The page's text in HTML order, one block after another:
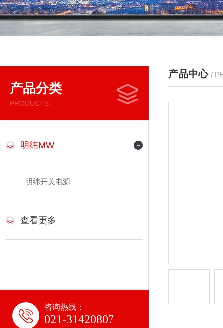
产品分类
PRODUCTS
明纬MW
明纬开关电源
查看更多
咨询热线：
021-31420807
产品中心 /